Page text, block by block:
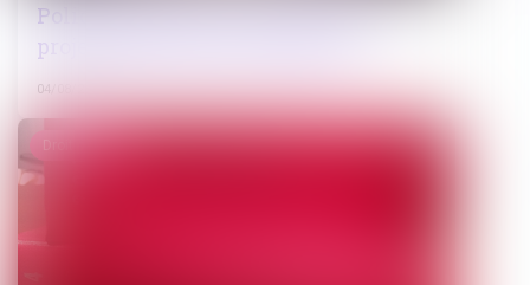
Police de la publicité extérieure : un
projet de décret en consultation
04/08/2023
Droit pénal